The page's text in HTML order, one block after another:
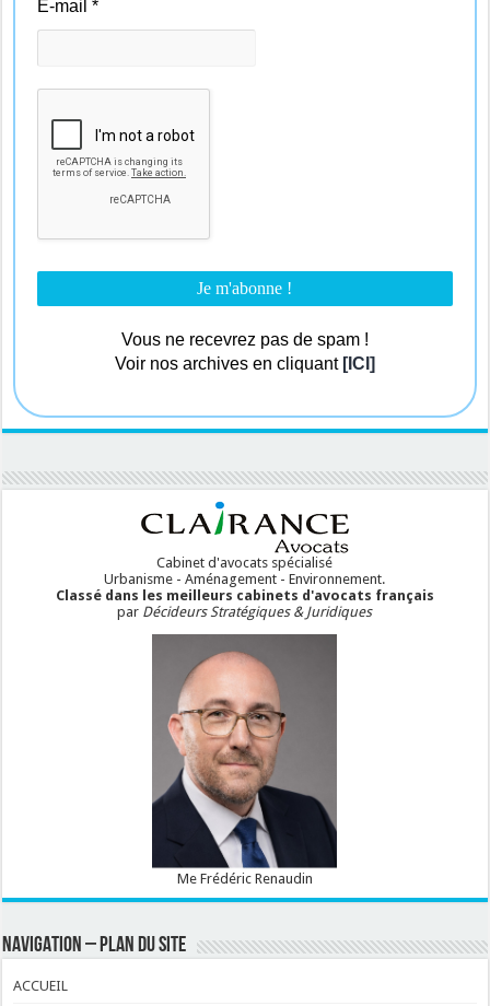
E-mail*
Vous ne recevrez pas de spam !
Voir nos archives en cliquant [ICI]
Cabinet d'avocats spécialisé
Urbanisme - Aménagement - Environnement.
Classé dans les meilleurs cabinets d'avocats français
par Décideurs Stratégiques & Juridiques
Me Frédéric Renaudin
NAVIGATION – PLAN DU SITE
ACCUEIL